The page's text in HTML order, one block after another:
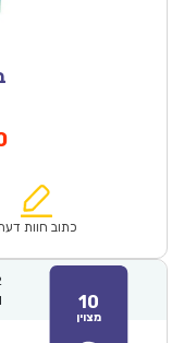
₪67.00.
המחיר
הוא:
כתוב חוות
10
מצוין